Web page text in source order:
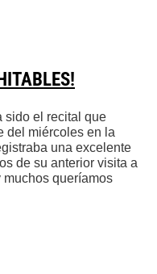
sido el recital que
del miércoles en la
una excelente
de su anterior visita a
muchos queríamos